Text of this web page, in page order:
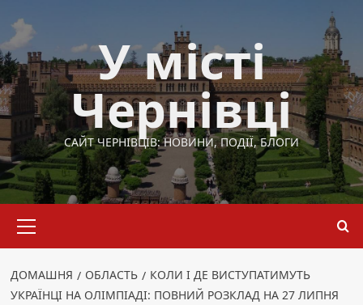
до
вмісту
У місті
Чернівці
САЙТ ЧЕРНІВЦІВ: НОВИНИ, ПОДІЇ, БЛОГИ
меню
ДОМАШНЯ ОБЛАСТЬ
КОЛИ І ДЕ ВИСТУПАТИМУТЬ
УКРАЇНЦІ НА ОЛІМПІАДІ: ПОВНИЙ РОЗКЛАД НА 27 ЛИПНЯ